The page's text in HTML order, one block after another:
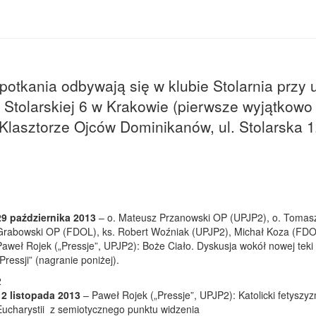
odbywają się w klubie Stolarnia przy
Stolarskiej 6 w Krakowie (pierwsze wyjątkowo
Ojców Dominikanów, ul. Stolarska
października 2013 – o. Mateusz Przanowski OP (UPJP2), o.
OP (FDOL), ks. Robert Woźniak (UPJP2), Michał Koza
Rojek („Pressje”, UPJP2): Boże Ciało. Dyskusja wokół nowej teki
(nagranie poniżej).
listopada 2013 – Paweł Rojek („Pressje”, UPJP2): Katolicki
z semiotycznego punktu widzenia